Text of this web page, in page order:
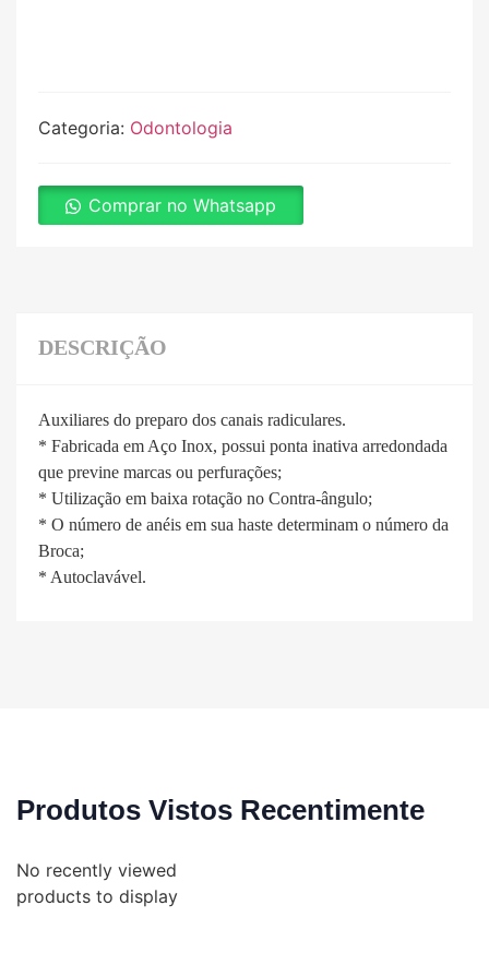
Categoria: Odontologia
Comprar no Whatsapp
DESCRIÇÃO
Auxiliares do preparo dos canais radiculares.
* Fabricada em Aço Inox, possui ponta inativa arredondada
que previne marcas ou perfurações;
* Utilização em baixa rotação no Contra-ângulo;
* O número de anéis em sua haste determinam o número da
Broca;
* Autoclavável.
Produtos Vistos Recentimente
No recently viewed
products to display